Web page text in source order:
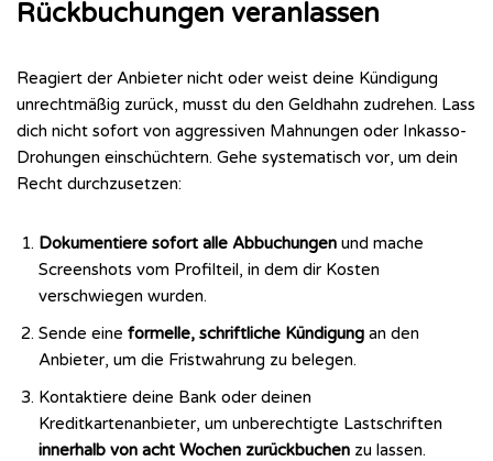
Rückbuchungen veranlassen
Reagiert der Anbieter nicht oder weist deine Kündigung
unrechtmäßig zurück, musst du den Geldhahn zudrehen. Lass
dich nicht sofort von aggressiven Mahnungen oder Inkasso-
Drohungen einschüchtern. Gehe systematisch vor, um dein
Recht durchzusetzen:
Dokumentiere sofort alle Abbuchungen und mache
Screenshots vom Profilteil, in dem dir Kosten
verschwiegen wurden.
Sende eine formelle, schriftliche Kündigung an den
Anbieter, um die Fristwahrung zu belegen.
Kontaktiere deine Bank oder deinen
Kreditkartenanbieter, um unberechtigte Lastschriften
innerhalb von acht Wochen zurückbuchen zu lassen.